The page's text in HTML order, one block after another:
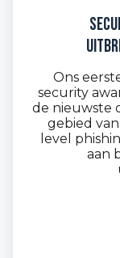
Ons
security
de nieuwste
gebied
level
aan